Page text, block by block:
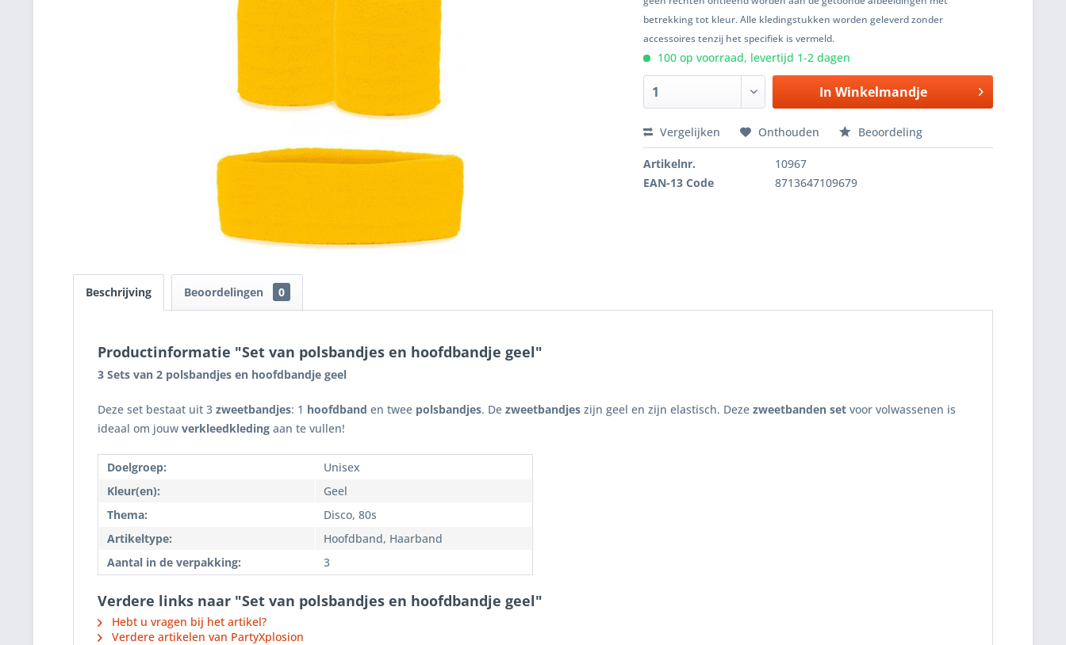
betrekking tot kleur. Alle kledingstukken worden geleverd zonder
accessoires tenzij het specifiek is vermeld.
100 op voorraad, levertijd 1-2 dagen
In Winkelmandje
Vergelijken Onthouden Beoordeling
Artikelnr.
10967
EAN-13 Code
8713647109679
Beschrijving Beoordelingen 0
Productinformatie "Set van polsbandjes en hoofdbandje geel"
3 Sets van 2 polsbandjes en hoofdbandje geel
Deze set bestaat uit 3 zweetbandjes: 1 hoofdband en twee polsbandjes. De zweetbandjes zijn geel en zijn elastisch. Deze zweetbanden set voor volwassenen is
ideaal om jouw verkleedkleding aan te vullen!
Doelgroep:
Unisex
Kleur(en):
Geel
Thema:
Disco, 80s
Artikeltype:
Hoofdband, Haarband
Aantal in de verpakking:
3
Verdere links naar "Set van polsbandjes en hoofdbandje geel"
Hebt u vragen bij het artikel?
Verdere artikelen van PartyXplosion